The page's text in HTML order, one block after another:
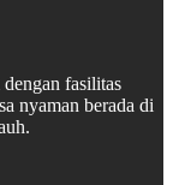
fasilitas
nyaman berada di